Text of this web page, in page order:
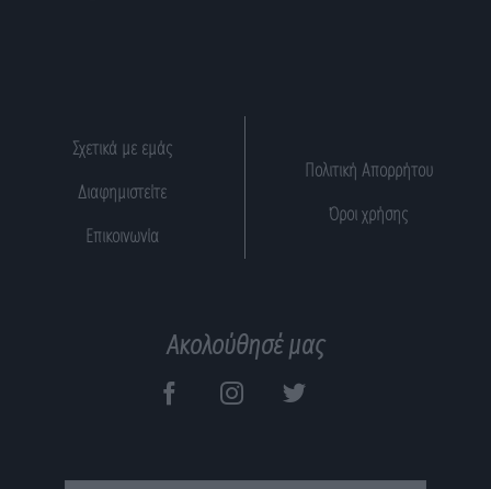
Σχετικά με εμάς
Διαφημιστείτε
Επικοινωνία
Πολιτική Απορρήτου
Όροι χρήσης
Ακολούθησέ μας